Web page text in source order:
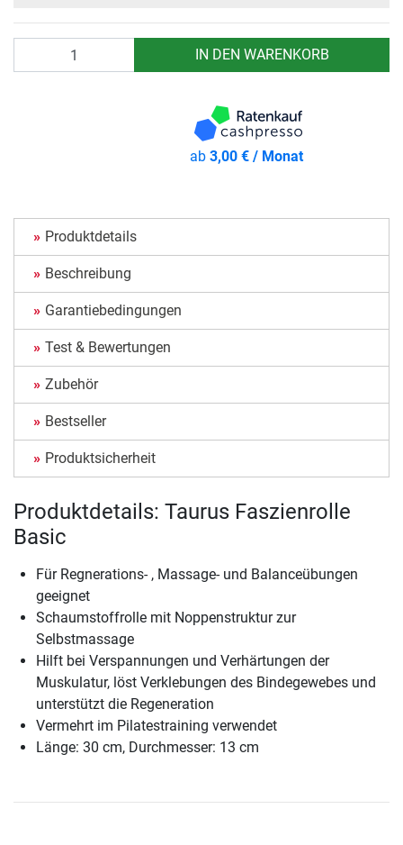
IN DEN WARENKORB
ab3,00 € / Monat
Produktdetails
Beschreibung
Garantiebedingungen
Test & Bewertungen
Zubehör
Bestseller
Produktsicherheit
Produktdetails: Taurus Faszienrolle
Basic
Für Regnerations- , Massage- und Balanceübungen
geeignet
Schaumstoffrolle mit Noppenstruktur zur
Selbstmassage
Hilft bei Verspannungen und Verhärtungen der
Muskulatur, löst Verklebungen des Bindegewebes und
unterstützt die Regeneration
Vermehrt im Pilatestraining verwendet
Länge: 30 cm, Durchmesser: 13 cm